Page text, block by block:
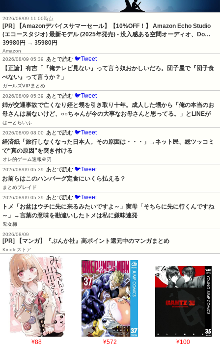
2026/08/09 11:00時点
[PR] 【Amazonデバイスサマーセール】【10%OFF！】 Amazon Echo Studio
(エコースタジオ) 最新モデル (2025年発売) - 没入感ある空間オーディオ、Do…
39980円 → 35980円
Amazon
2026/08/09 05:39
あとで読む 🐦Tweet
【正論】有吉「『俺テレビ見ない』って言う奴おかしいだろ。団子屋で『団子食
べない』って言うか？」
ガールズVIPまとめ
2026/08/09 05:39
あとで読む 🐦Tweet
姉が交通事故で亡くなり姪と甥を引き取り十年。成人した甥から「俺の本当のお
母さんは居ないけど、○○ちゃんが今の大事なお母さんと思ってる。」とLINEが
はーとらいふ
2026/08/09 08:00
あとで読む 🐦Tweet
経済紙「旅行しなくなった日本人。その原因は・・・」→ネット民、総ツッコミ
で“真の原因”を突き付ける
オレ的ゲーム速報＠刃
2026/08/09 05:39
あとで読む 🐦Tweet
お前らはこのハンバーグ定食にいくら払える？
まとめブレイド
2026/08/09 05:39
あとで読む 🐦Tweet
トメ「お盆はウチに先に来るみたいですよ～」実母「そちらに先に行くんですね
～」→言葉の意味を勘違いしたトメは私に嫌味連発
鬼女梅
2026/08/09
[PR] 【マンガ】『ぶんか社』高ポイント還元中のマンガまとめ
Kindleストア
¥88 ¥572 ¥100